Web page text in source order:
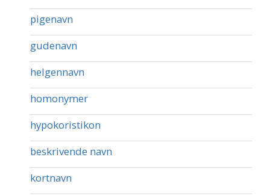
pigenavn
gudenavn
helgennavn
homonymer
hypokoristikon
beskrivende navn
kortnavn